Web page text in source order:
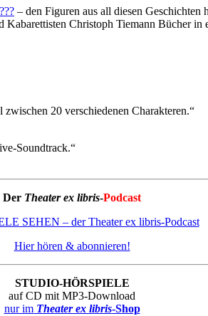
– den Figuren aus all diesen Geschichten
Christoph Tiemann Bücher in
zwischen 20 verschiedenen Charakteren.“
Soundtrack.“
Der Theater ex libris-Podcast
Hier hören & abonnieren!
STUDIO-HÖRSPIELE
auf CD mit MP3-Download
nur imTheater ex libris-Shop